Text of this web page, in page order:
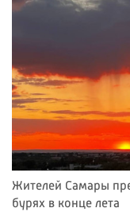
Жителей Самары
бурях в конце лета